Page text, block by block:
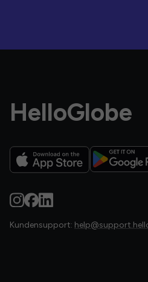
HelloGlobe
Kundensupport: